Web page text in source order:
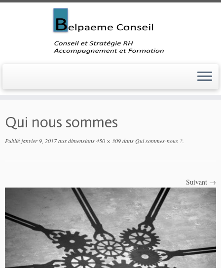
content
Qui nous sommes
Publié janvier 9, 2017aux dimensions450 × 309dansQui sommes-nous ?
Suivant →